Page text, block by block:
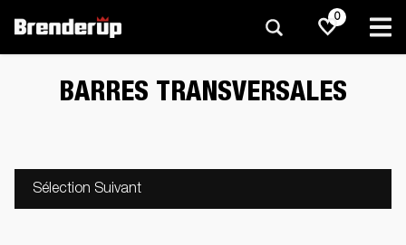
0
BARRES TRANSVERSALES
Sélection Suivant